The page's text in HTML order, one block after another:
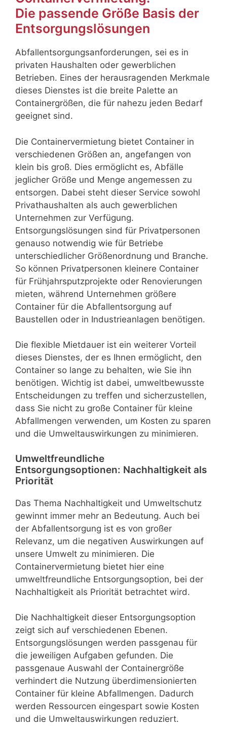
Die passende Größe Basis der
Entsorgungslösungen
Abfallentsorgungsanforderungen, sei es in
privaten Haushalten oder gewerblichen
Betrieben. Eines der herausragenden Merkmale
dieses Dienstes ist die breite Palette an
Containergrößen, die für nahezu jeden Bedarf
geeignet sind.
Die Containervermietung bietet Container in
verschiedenen Größen an, angefangen von
klein bis groß. Dies ermöglicht es, Abfälle
jeglicher Größe und Menge angemessen zu
entsorgen. Dabei steht dieser Service sowohl
Privathaushalten als auch gewerblichen
Unternehmen zur Verfügung.
Entsorgungslösungen sind für Privatpersonen
genauso notwendig wie für Betriebe
unterschiedlicher Größenordnung und Branche.
So können Privatpersonen kleinere Container
für Frühjahrsputzprojekte oder Renovierungen
mieten, während Unternehmen größere
Container für die Abfallentsorgung auf
Baustellen oder in Industrieanlagen benötigen.
Die flexible Mietdauer ist ein weiterer Vorteil
dieses Dienstes, der es Ihnen ermöglicht, den
Container so lange zu behalten, wie Sie ihn
benötigen. Wichtig ist dabei, umweltbewusste
Entscheidungen zu treffen und sicherzustellen,
dass Sie nicht zu große Container für kleine
Abfallmengen verwenden, um Kosten zu sparen
und die Umweltauswirkungen zu minimieren.
Umweltfreundliche
Entsorgungsoptionen: Nachhaltigkeit als
Priorität
Das Thema Nachhaltigkeit und Umweltschutz
gewinnt immer mehr an Bedeutung. Auch bei
der Abfallentsorgung ist es von großer
Relevanz, um die negativen Auswirkungen auf
unsere Umwelt zu minimieren. Die
Containervermietung bietet hier eine
umweltfreundliche Entsorgungsoption, bei der
Nachhaltigkeit als Priorität betrachtet wird.
Die Nachhaltigkeit dieser Entsorgungsoption
zeigt sich auf verschiedenen Ebenen.
Entsorgungslösungen werden passgenau für
die jeweiligen Aufgaben gefunden. Die
passgenaue Auswahl der Containergröße
verhindert die Nutzung überdimensionierten
Container für kleine Abfallmengen. Dadurch
werden Ressourcen eingespart sowie Kosten
und die Umweltauswirkungen reduziert.